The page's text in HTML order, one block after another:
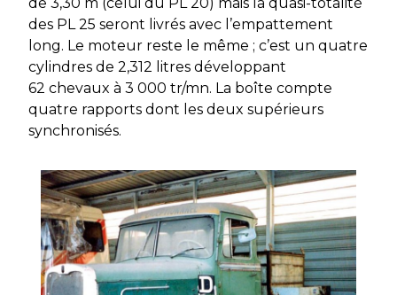
des PL 25 seront livrés avec l’empattement
long. Le moteur reste le même ; c’est un quatre
cylindres de 2,312 litres développant
62 chevaux à 3 000 tr/mn. La boîte compte
quatre rapports dont les deux supérieurs
synchronisés.